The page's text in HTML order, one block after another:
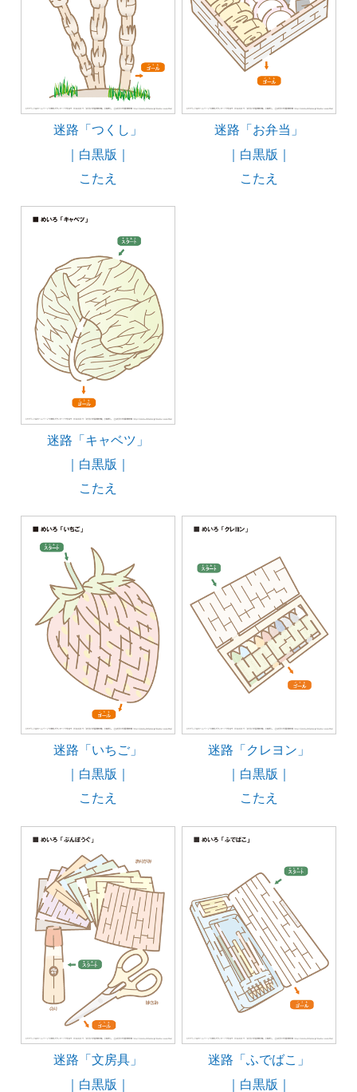
迷路「つくし」
｜白黒版｜
こたえ
迷路「お弁当」
｜白黒版｜
こたえ
迷路「キャベツ」
｜白黒版｜
こたえ
迷路「いちご」
｜白黒版｜
こたえ
迷路「クレヨン」
｜白黒版｜
こたえ
迷路「文房具」
｜白黒版｜
迷路「ふでばこ」
｜白黒版｜